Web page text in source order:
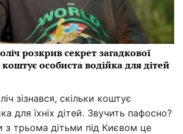
розкрив секрет загадкової
особиста водійка для дітей
зізнався, скільки коштує
для їхніх дітей. Звучить пафосно?
з трьома дітьми під Києвом це